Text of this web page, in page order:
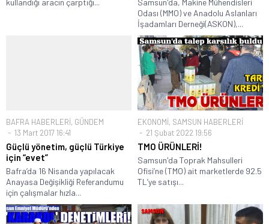
Odası (MMO) ve Anadolu Aslanları
İşadamları Derneği(ASKON),...
BAFRA HABERLERİ, GÜNDEM
13 Mart 2017 16:41
Güçlü yönetim, güçlü Türkiye
için “evet”
Bafra’da 16 Nisanda yapılacak
Anayasa Değişikliği Referandumu
için çalışmalar hızla...
EKONOMİ, SAMSUN HABERLERİ
21 Şubat 2022 19:56
TMO ÜRÜNLERİ!
Samsun'da Toprak Mahsulleri
Ofisi’ne (TMO) ait marketlerde 92.5
TL’ye satışı...